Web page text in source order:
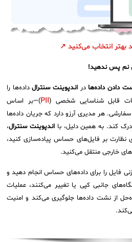
بهتر انتخاب می‌کنید ↗
نم پس ندهید!
دادن داده‌ها در اندپوینت سنترالداده‌ها را
قابل شناسایی شخصی (PII)—بر اساس
هر مدیری آرزو دارد که جریان داده‌ها
درک کند. به همین دلیل، بااندپوینت سنترال،
نظارت بر فایل‌های حساس پیاده‌سازی کنید،
خارجی منتقل می‌کنید.
فایل را برای داده‌های حساس انجام دهید و
جانبی کپی یا تغییر می‌کنند، عملیات
از نشت داده‌ها جلوگیری می‌کند و امنیت